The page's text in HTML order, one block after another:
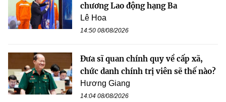
chương Lao động hạng Ba
Lê Hoa
14:50 08/08/2026
Đưa sĩ quan chính quy về cấp xã,
chức danh chính trị viên sẽ thế nào?
Hương Giang
14:04 08/08/2026